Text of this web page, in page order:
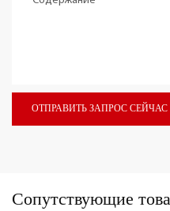
ОТПРАВИТЬ ЗАПРОС СЕЙЧАС
Сопутствующие